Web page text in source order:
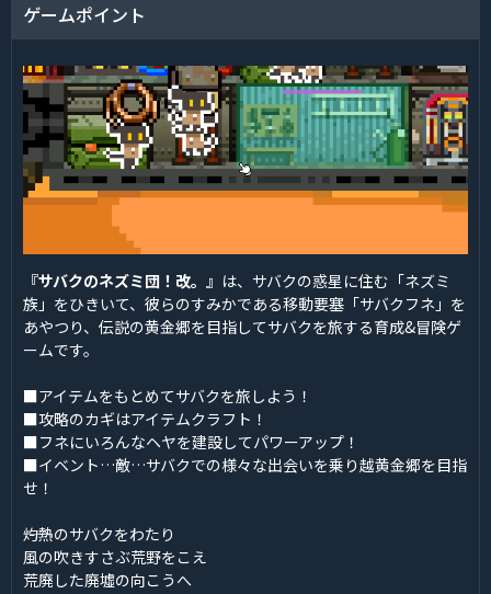
ゲームポイント
『サバクのネズミ団！改。』 は、サバクの惑星に住む「ネズミ
族」をひきいて、彼らのすみかである移動要塞「サバクフネ」を
あやつり、伝説の黄金郷を目指してサバクを旅する育成&冒険ゲ
ームです。
■アイテムをもとめてサバクを旅しよう！
■攻略のカギはアイテムクラフト！
■フネにいろんなヘヤを建設してパワーアップ！
■イベント…敵…サバクでの様々な出会いを乗り越黄金郷を目指
せ！
――灼熱のサバクをわたり
風の吹きすさぶ荒野をこえ
荒廃した廃墟の向こうへ